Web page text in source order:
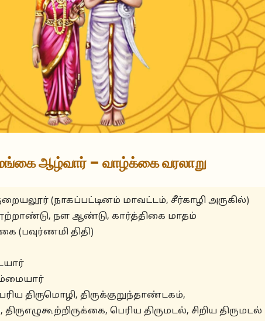
ஆழ்வார் – வாழ்க்கை வரலாறு
(நாகப்பட்டினம் மாவட்டம், சீர்காழி அருகில்)
நள ஆண்டு, கார்த்திகை மாதம்
(பவுர்ணமி திதி)
திருமொழி, திருக்குறுந்தாண்டகம்,
பெரிய திருமடல், சிறிய திருமடல்